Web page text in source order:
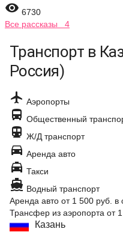
 6730
Все рассказы 4
Транспорт в
Россия)
 Аэропорты
 Общественный
 Ж/Д транспорт
 Аренда авто
 Такси
 Водный транспорт
Аренда авто от 1 500 руб. в
Трансфер из аэропорта от
Казань